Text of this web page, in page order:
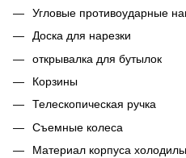
Угловые противоударные
Доска для нарезки
открывалка для бутылок
Корзины
Телескопическая ручка
Съемные колеса
Материал корпуса